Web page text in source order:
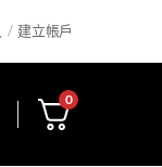
/ 建立帳戶
0